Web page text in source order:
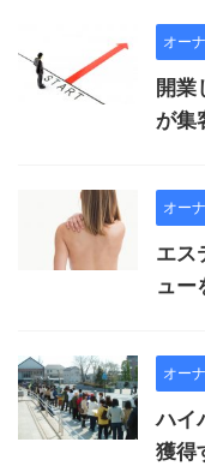
オー
開業
が集
オー
エス
ュー
オー
ハイ
獲得